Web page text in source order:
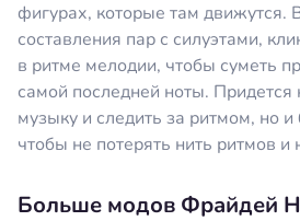
фигурах, которые там движутся.
составления пар с силуэтами,
в ритме мелодии, чтобы суметь
самой последней ноты. Придется
музыку и следить за ритмом, но и
чтобы не потерять нить ритмов и
Больше модов Фрайдей